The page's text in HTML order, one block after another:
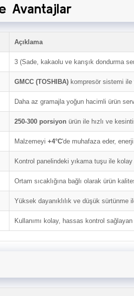
Avantajlar
Açıklama
3 (Sade, kakaolu ve karışık dondurma
GMCC (TOSHIBA) kompresör sistemi
Daha az gramajla yoğun hacimli ürün
250-300 porsiyon ürün ile hızlı ve
Malzemeyi +4°C'de muhafaza eder,
Kontrol panelindeki yıkama tuşu ile
Ortam sıcaklığına bağlı olarak ürün
Yüksek dayanıklılık ve düşük sürtünme
Kullanımı kolay, hassas kontrol